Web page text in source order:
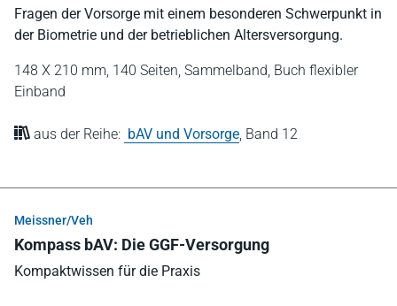
Fragen der Vorsorge mit einem besonderen Schwerpunkt in
der Biometrie und der betrieblichen Altersversorgung.
148 X 210 mm, 140 Seiten, Sammelband, Buch flexibler
Einband
aus der Reihe: bAV und Vorsorge Band 12
Meissner/Veh
Kompass bAV: Die GGF-Versorgung
Kompaktwissen für die Praxis